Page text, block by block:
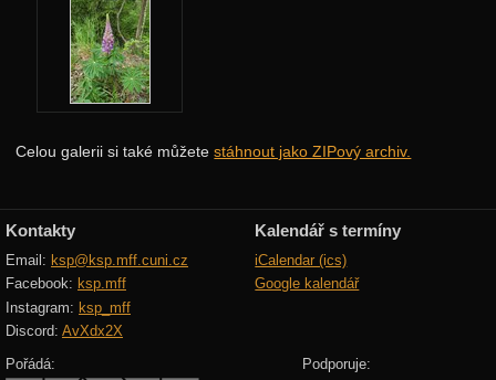
Celou galerii si také můžetestáhnout jako ZIPový archiv.
Po: Časová smyčka
Út: Osadníci
St: Dlouhý výlet
Čt: Železniční síť
Pá: Kovbojové
Pá: Hostina
Pá: Polární záře
Kontakty
Email: ksp@ksp.mff.cuni.cz
Facebook: ksp.mff
Instagram: ksp_mff
Discord: AvXdx2X
Kalendář s termíny
iCalendar (ics)
Google kalendář
Pořádá: Podporuje: